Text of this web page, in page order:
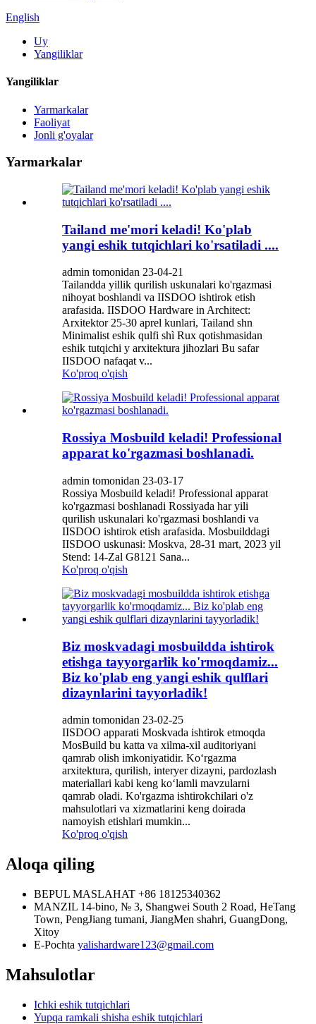
English
Uy
Yangiliklar
Yangiliklar
Yarmarkalar
Faoliyat
Jonli g'oyalar
Yarmarkalar
Tailand me'mori keladi! Ko'plab
yangi eshik tutqichlari ko'rsatiladi ....
admin tomonidan 23-04-21
Tailandda yillik qurilish uskunalari ko'rgazmasi
nihoyat boshlandi va IISDOO ishtirok etish
arafasida. IISDOO Hardware in Architect:
Arxitektor 25-30 aprel kunlari, Tailand shn
Minimalist eshik qulfi shì Rux qotishmasidan
eshik tutqichi y arxitektura jihozlari Bu safar
IISDOO nafaqat v...
Ko'proq o'qish
Rossiya Mosbuild keladi! Professional
apparat ko'rgazmasi boshlanadi.
admin tomonidan 23-03-17
Rossiya Mosbuild keladi! Professional apparat
ko'rgazmasi boshlanadi Rossiyada har yili
qurilish uskunalari ko'rgazmasi boshlandi va
IISDOO ishtirok etish arafasida. Mosbuilddagi
IISDOO uskunasi: Moskva, 28-31 mart, 2023 yil
Stend: 14-Zal G8121 Sana...
Ko'proq o'qish
Biz moskvadagi mosbuildda ishtirok
etishga tayyorgarlik ko'rmoqdamiz...
Biz ko'plab eng yangi eshik qulflari
dizaynlarini tayyorladik!
admin tomonidan 23-02-25
IISDOO apparati Moskvada ishtirok etmoqda
MosBuild bu katta va xilma-xil auditoriyani
qamrab olish imkoniyatidir. Ko‘rgazma
arxitektura, qurilish, interyer dizayni, pardozlash
materiallari kabi keng ko‘lamli mavzularni
qamrab oladi. Ko'rgazma ishtirokchilari o'z
mahsulotlari va xizmatlarini keng doirada
namoyish etishlari mumkin...
Ko'proq o'qish
Aloqa qiling
BEPUL MASLAHAT +86 18125340362
MANZIL 14-bino, № 3, Shangwei South 2 Road, HeTang
Town, PengJiang tumani, JiangMen shahri, GuangDong,
Xitoy
E-Pochta yalishardware123@gmail.com
Mahsulotlar
Ichki eshik tutqichlari
Yupqa ramkali shisha eshik tutqichlari